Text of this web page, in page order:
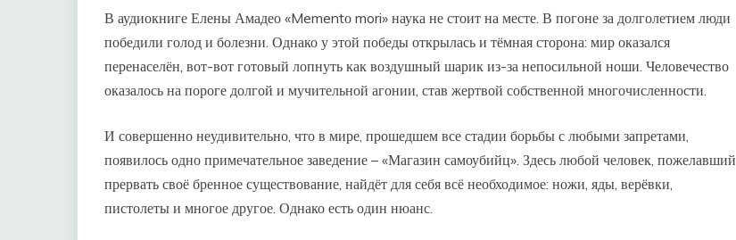
В аудиокниге Елены Амадео «Mementо mori» наука не стоит на месте. В погоне за долголетием люди
победили голод и болезни. Однако у этой победы открылась и тёмная сторона: мир оказался
перенаселён, вот-вот готовый лопнуть как воздушный шарик из-за непосильной ноши. Человечество
оказалось на пороге долгой и мучительной агонии, став жертвой собственной многочисленности.
И совершенно неудивительно, что в мире, прошедшем все стадии борьбы с любыми запретами,
появилось одно примечательное заведение – «Магазин самоубийц». Здесь любой человек, пожелавший
прервать своё бренное существование, найдёт для себя всё необходимое: ножи, яды, верёвки,
пистолеты и многое другое. Однако есть один нюанс.